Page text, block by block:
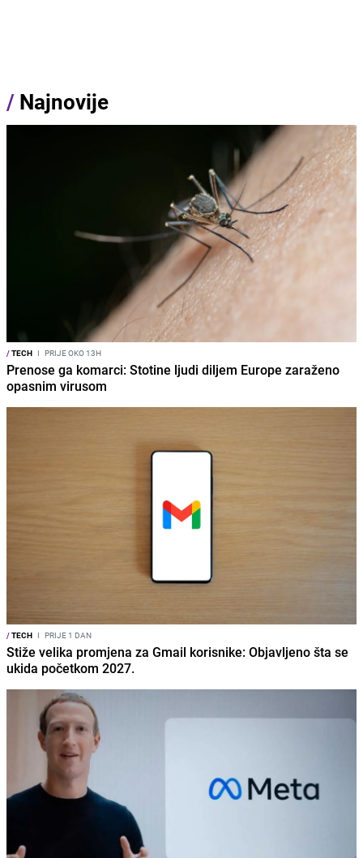
/ Najnovije
/TECH I PRIJE OKO 13H
Prenose ga komarci: Stotine ljudi diljem Europe zaraženo
opasnim virusom
/TECH I PRIJE 1 DAN
Stiže velika promjena za Gmail korisnike: Objavljeno šta se
ukida početkom 2027.